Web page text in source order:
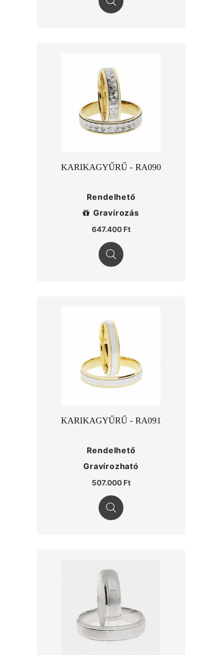
KARIKAGYŰRŰ - RA090
Rendelhető
Gravírozás
647.400 Ft
KARIKAGYŰRŰ - RA091
Rendelhető
Gravírozható
507.000 Ft